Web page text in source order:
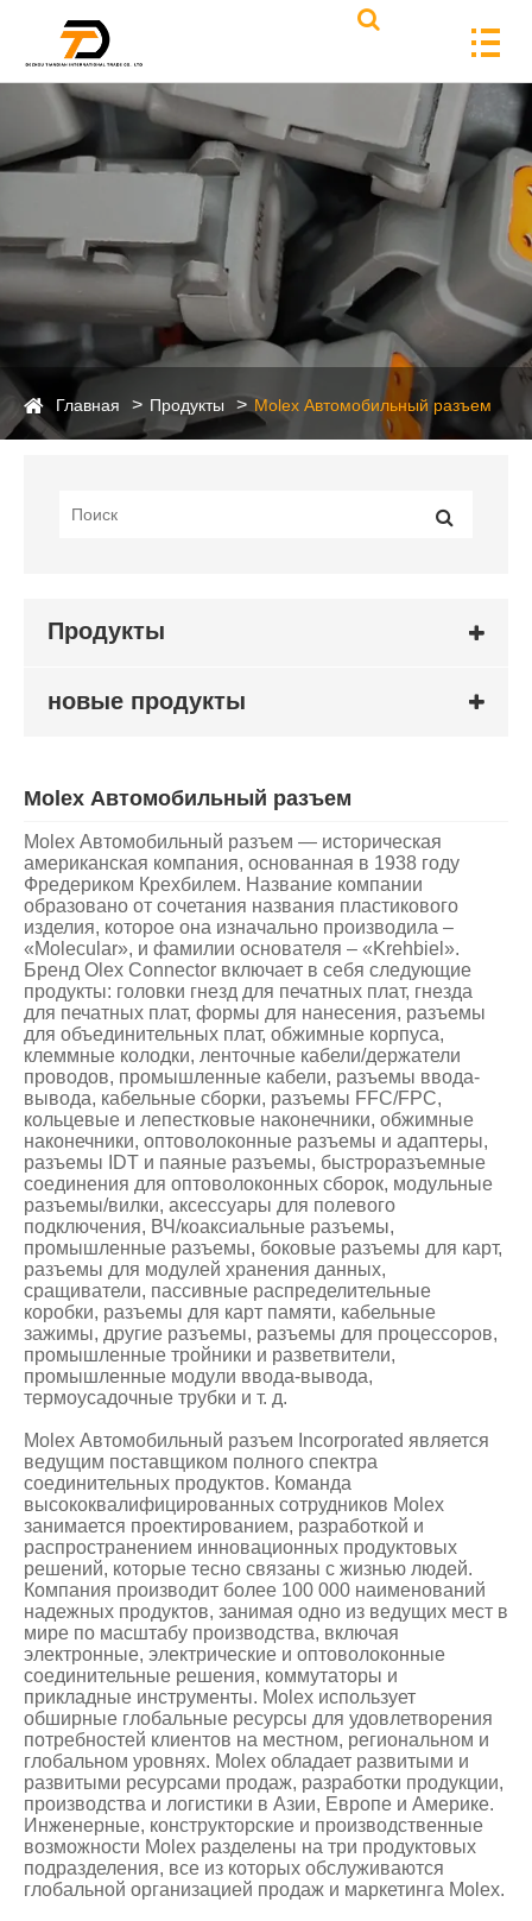
Главная Продукты Molex Автомобильный разъем
Продукты
новые продукты
Molex Автомобильный разъем
Molex Автомобильный разъем — историческая
американская компания, основанная в 1938 году
Фредериком Крехбилем. Название компании
образовано от сочетания названия пластикового
изделия, которое она изначально производила –
«Molecular», и фамилии основателя – «Krehbiel».
Бренд Olex Connector включает в себя следующие
продукты: головки гнезд для печатных плат, гнезда
для печатных плат, формы для нанесения, разъемы
для объединительных плат, обжимные корпуса,
клеммные колодки, ленточные кабели/держатели
проводов, промышленные кабели, разъемы ввода-
вывода, кабельные сборки, разъемы FFC/FPC,
кольцевые и лепестковые наконечники, обжимные
наконечники, оптоволоконные разъемы и адаптеры,
разъемы IDT и паяные разъемы, быстроразъемные
соединения для оптоволоконных сборок, модульные
разъемы/вилки, аксессуары для полевого
подключения, ВЧ/коаксиальные разъемы,
промышленные разъемы, боковые разъемы для карт,
разъемы для модулей хранения данных,
сращиватели, пассивные распределительные
коробки, разъемы для карт памяти, кабельные
зажимы, другие разъемы, разъемы для процессоров,
промышленные тройники и разветвители,
промышленные модули ввода-вывода,
термоусадочные трубки и т. д.
Molex Автомобильный разъем Incorporated является
ведущим поставщиком полного спектра
соединительных продуктов. Команда
высококвалифицированных сотрудников Molex
занимается проектированием, разработкой и
распространением инновационных продуктовых
решений, которые тесно связаны с жизнью людей.
Компания производит более 100 000 наименований
надежных продуктов, занимая одно из ведущих мест в
мире по масштабу производства, включая
электронные, электрические и оптоволоконные
соединительные решения, коммутаторы и
прикладные инструменты. Molex использует
обширные глобальные ресурсы для удовлетворения
потребностей клиентов на местном, региональном и
глобальном уровнях. Molex обладает развитыми и
развитыми ресурсами продаж, разработки продукции,
производства и логистики в Азии, Европе и Америке.
Инженерные, конструкторские и производственные
возможности Molex разделены на три продуктовых
подразделения, все из которых обслуживаются
глобальной организацией продаж и маркетинга Molex.